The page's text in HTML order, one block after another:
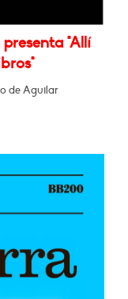
"Allí
de Aguilar